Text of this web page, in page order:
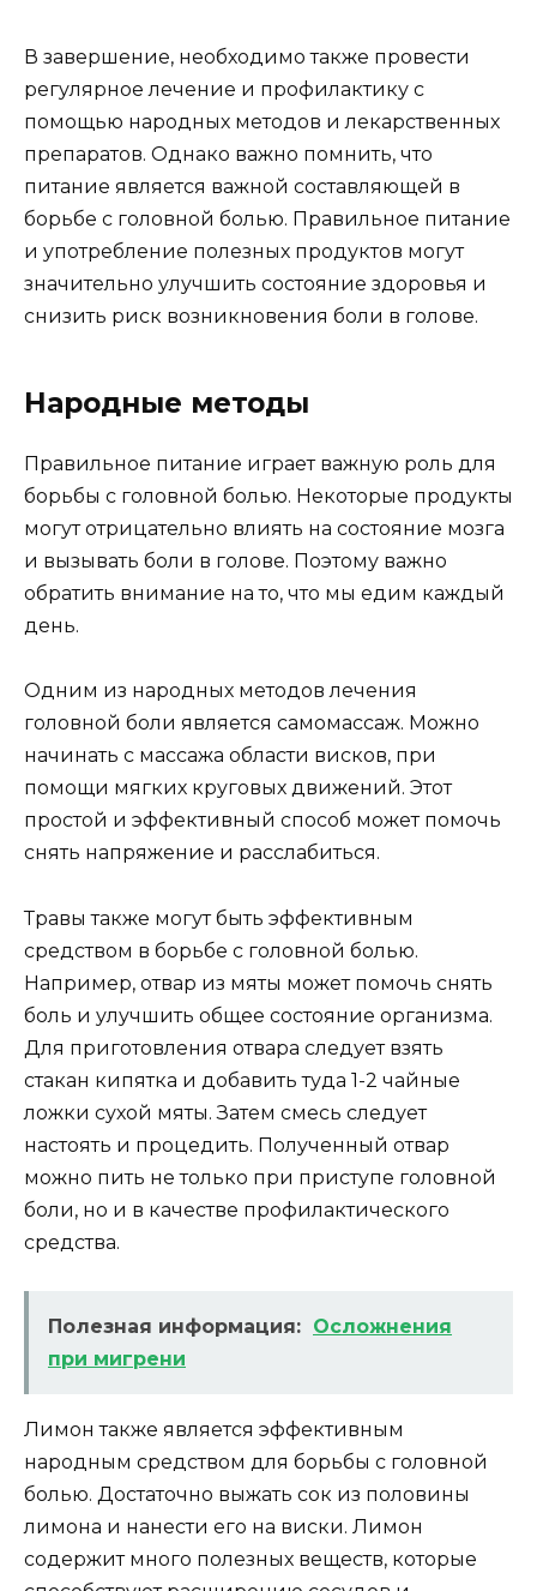
В завершение, необходимо также провести
регулярное лечение и профилактику с
помощью народных методов и лекарственных
препаратов. Однако важно помнить, что
питание является важной составляющей в
борьбе с головной болью. Правильное питание
и употребление полезных продуктов могут
значительно улучшить состояние здоровья и
снизить риск возникновения боли в голове.
Народные методы
Правильное питание играет важную роль для
борьбы с головной болью. Некоторые продукты
могут отрицательно влиять на состояние мозга
и вызывать боли в голове. Поэтому важно
обратить внимание на то, что мы едим каждый
день.
Одним из народных методов лечения
головной боли является самомассаж. Можно
начинать с массажа области висков, при
помощи мягких круговых движений. Этот
простой и эффективный способ может помочь
снять напряжение и расслабиться.
Травы также могут быть эффективным
средством в борьбе с головной болью.
Например, отвар из мяты может помочь снять
боль и улучшить общее состояние организма.
Для приготовления отвара следует взять
стакан кипятка и добавить туда 1-2 чайные
ложки сухой мяты. Затем смесь следует
настоять и процедить. Полученный отвар
можно пить не только при приступе головной
боли, но и в качестве профилактического
средства.
Полезная информация: Осложнения
при мигрени
Лимон также является эффективным
народным средством для борьбы с головной
болью. Достаточно выжать сок из половины
лимона и нанести его на виски. Лимон
содержит много полезных веществ, которые